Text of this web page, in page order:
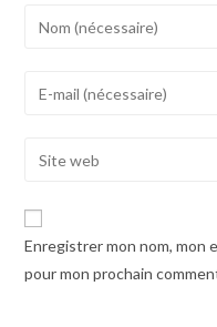
to
address
comment
website
URL
Enregistrer mon nom, mon
pour mon prochain